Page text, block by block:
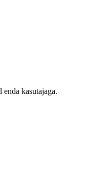
kasutajaga.